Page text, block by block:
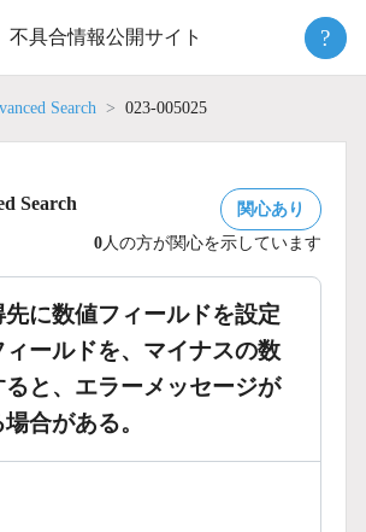
不具合情報公開サイト ?
Search 023-005025
Search
関心あり
0 人の方が関心を示しています
に数値フィールドを設定
ィールドを、マイナスの数
と、エラーメッセージが
合がある。